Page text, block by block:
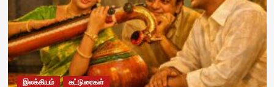
இலக்கியம் கட்டுரைகள்